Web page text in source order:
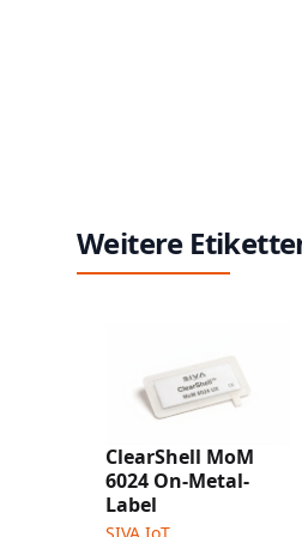
Weitere
ClearShell MoM
6024 On-Metal-
Label